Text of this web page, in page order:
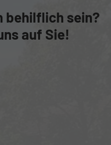
behilflich sein?
auf Sie!